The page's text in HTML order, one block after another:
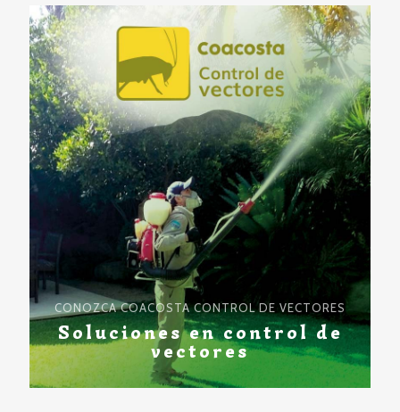
CONOZCA COACOSTA CONTROL DE VECTORES
Soluciones en control de
vectores